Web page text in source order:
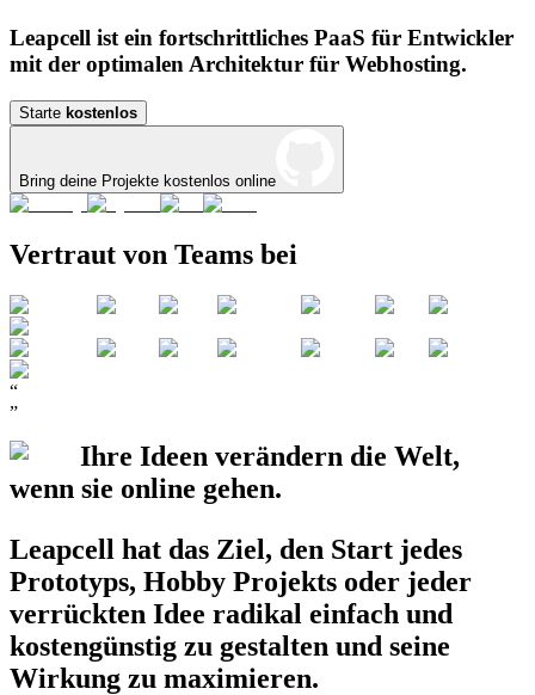
Leapcell ist ein fortschrittliches PaaS für Entwickler
mit der optimalen Architektur für Webhosting.
Starte kostenlos
Bring deine Projekte kostenlos online
Vertraut von Teams bei
“
”
Ihre Ideen verändern die Welt,
wenn sie online gehen.
Leapcell hat das Ziel, den Start jedes
Prototyps, Hobby Projekts oder jeder
verrückten Idee radikal einfach und
kostengünstig zu gestalten und seine
Wirkung zu maximieren.